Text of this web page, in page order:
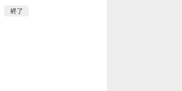
終了